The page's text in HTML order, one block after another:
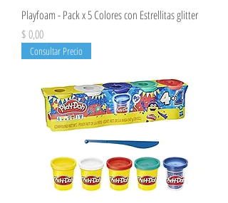
Playfoam - Pack x 5 Colores con Estrellitas glitter
Precio
$ 0,00
Consultar Precio